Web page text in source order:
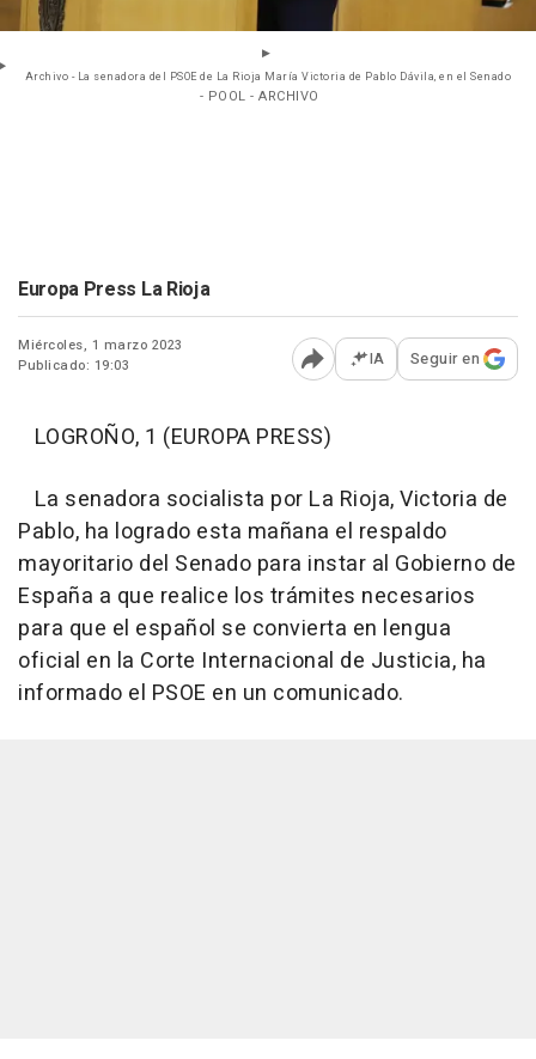
Archivo - La senadora del PSOE de La Rioja María Victoria de Pablo Dávila, en el Senado
- POOL - ARCHIVO
Europa Press La Rioja
Miércoles, 1 marzo 2023
Publicado: 19:03
Abrir opciones para
IA Seguir en
LOGROÑO, 1 (EUROPA PRESS)
La senadora socialista por La Rioja, Victoria de
Pablo, ha logrado esta mañana el respaldo
mayoritario del Senado para instar al Gobierno de
España a que realice los trámites necesarios
para que el español se convierta en lengua
oficial en la Corte Internacional de Justicia, ha
informado el PSOE en un comunicado.